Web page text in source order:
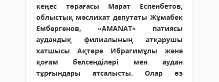
кеңес төрағасы Марат Еспенбетов,
облыстық мәслихат депутаты Жұмабек
Ембергенов, «AMANAT» патиясы
аудандық филиалының атқарушы
хатшысы Ақтөре Ибрагимұлы және
қоғам белсенділері мен аудан
тұрғындары атсалысты. Олар өз